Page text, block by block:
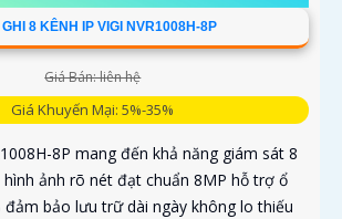
8 KÊNH IP VIGI NVR1008H-8P
Giá Bán: liên hệ
Giá Khuyến Mại: 5%-35%
8P mang đến khả năng giám sát 8
hình ảnh rõ nét đạt chuẩn 8MP hỗ trợ ổ
bảo lưu trữ dài ngày không lo thiếu